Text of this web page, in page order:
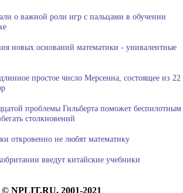
о важной роли игр с пальцами в обучении
новых оснований математики - унивалентные
простое число Мерсенна, состоящее из 22
проблемы Гильберта поможет беспилотным
столкновений
откровенно не любят математику
введут китайские учебники
© NPLIT.RU, 2001-2021